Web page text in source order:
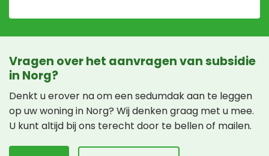
Vragen over het aanvragen van subsidie
in Norg?
Denkt u erover na om een sedumdak aan te leggen
op uw woning in Norg? Wij denken graag met u mee.
U kunt altijd bij ons terecht door te bellen of mailen.